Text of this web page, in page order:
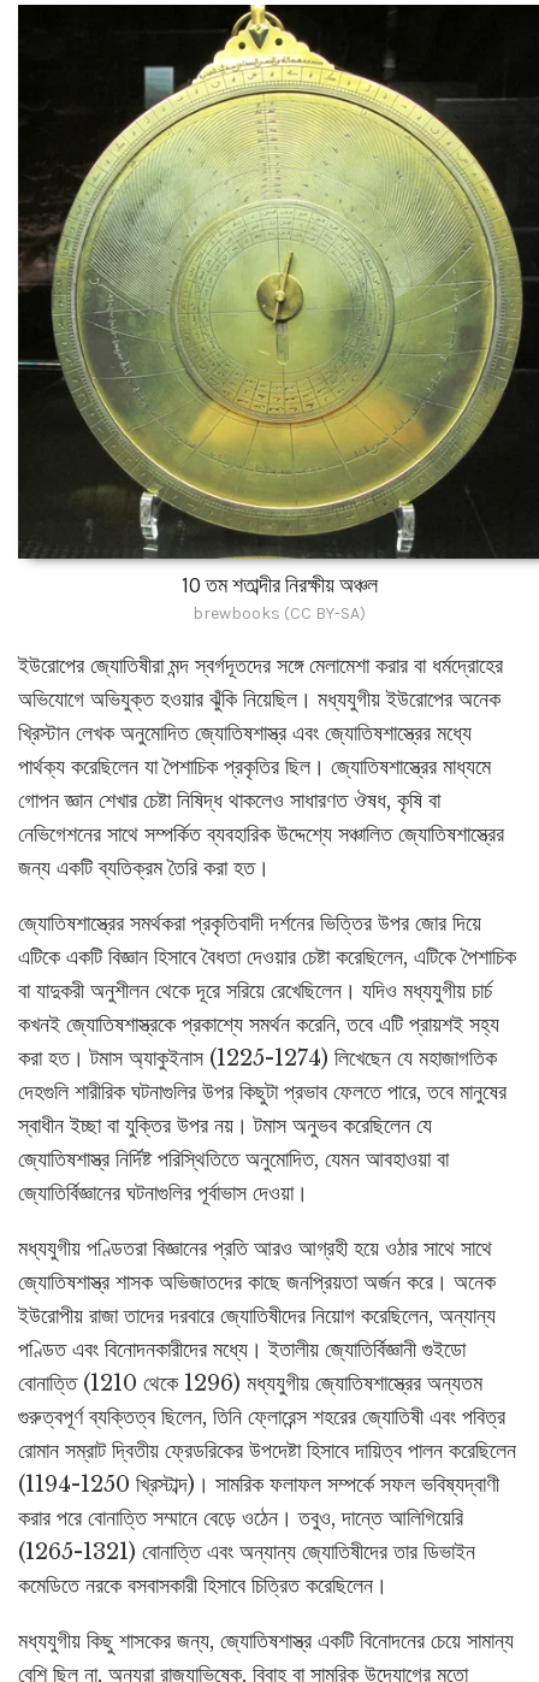
10 তম শতাব্দীর নিরক্ষীয় অঞ্চল
brewbooks (CC BY-SA)
ইউরোপের জ্যোতিষীরা মন্দ স্বর্গদূতদের সঙ্গে মেলামেশা করার বা ধর্মদ্রোহের
অভিযোগে অভিযুক্ত হওয়ার ঝুঁকি নিয়েছিল। মধ্যযুগীয় ইউরোপের অনেক
খ্রিস্টান লেখক অনুমোদিত জ্যোতিষশাস্ত্র এবং জ্যোতিষশাস্ত্রের মধ্যে
পার্থক্য করেছিলেন যা পৈশাচিক প্রকৃতির ছিল। জ্যোতিষশাস্ত্রের মাধ্যমে
গোপন জ্ঞান শেখার চেষ্টা নিষিদ্ধ থাকলেও সাধারণত ঔষধ, কৃষি বা
নেভিগেশনের সাথে সম্পর্কিত ব্যবহারিক উদ্দেশ্যে সঞ্চালিত জ্যোতিষশাস্ত্রের
জন্য একটি ব্যতিক্রম তৈরি করা হত।
জ্যোতিষশাস্ত্রের সমর্থকরা প্রকৃতিবাদী দর্শনের ভিত্তির উপর জোর দিয়ে
এটিকে একটি বিজ্ঞান হিসাবে বৈধতা দেওয়ার চেষ্টা করেছিলেন, এটিকে পৈশাচিক
বা যাদুকরী অনুশীলন থেকে দূরে সরিয়ে রেখেছিলেন। যদিও মধ্যযুগীয় চার্চ
কখনই জ্যোতিষশাস্ত্রকে প্রকাশ্যে সমর্থন করেনি, তবে এটি প্রায়শই সহ্য
করা হত। টমাস অ্যাকুইনাস (1225-1274) লিখেছেন যে মহাজাগতিক
দেহগুলি শারীরিক ঘটনাগুলির উপর কিছুটা প্রভাব ফেলতে পারে, তবে মানুষের
স্বাধীন ইচ্ছা বা যুক্তির উপর নয়। টমাস অনুভব করেছিলেন যে
জ্যোতিষশাস্ত্র নির্দিষ্ট পরিস্থিতিতে অনুমোদিত, যেমন আবহাওয়া বা
জ্যোতির্বিজ্ঞানের ঘটনাগুলির পূর্বাভাস দেওয়া।
মধ্যযুগীয় পণ্ডিতরা বিজ্ঞানের প্রতি আরও আগ্রহী হয়ে ওঠার সাথে সাথে
জ্যোতিষশাস্ত্র শাসক অভিজাতদের কাছে জনপ্রিয়তা অর্জন করে। অনেক
ইউরোপীয় রাজা তাদের দরবারে জ্যোতিষীদের নিয়োগ করেছিলেন, অন্যান্য
পণ্ডিত এবং বিনোদনকারীদের মধ্যে। ইতালীয় জ্যোতির্বিজ্ঞানী গুইডো
বোনাত্তি (1210 থেকে 1296) মধ্যযুগীয় জ্যোতিষশাস্ত্রের অন্যতম
গুরুত্বপূর্ণ ব্যক্তিত্ব ছিলেন, তিনি ফ্লোরেন্স শহরের জ্যোতিষী এবং পবিত্র
রোমান সম্রাট দ্বিতীয় ফ্রেডরিকের উপদেষ্টা হিসাবে দায়িত্ব পালন করেছিলেন
(1194-1250 খ্রিস্টাব্দ)। সামরিক ফলাফল সম্পর্কে সফল ভবিষ্যদ্বাণী
করার পরে বোনাত্তি সম্মানে বেড়ে ওঠেন। তবুও, দান্তে আলিগিয়েরি
(1265-1321) বোনাত্তি এবং অন্যান্য জ্যোতিষীদের তার ডিভাইন
কমেডিতে নরকে বসবাসকারী হিসাবে চিত্রিত করেছিলেন।
মধ্যযুগীয় কিছু শাসকের জন্য, জ্যোতিষশাস্ত্র একটি বিনোদনের চেয়ে সামান্য
বেশি ছিল না, অন্যরা রাজ্যাভিষেক, বিবাহ বা সামরিক উদ্যোগের মতো